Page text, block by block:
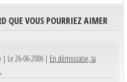
QUE VOUS POURRIEZ AIMER
| Le 26-06-2006 | En démocratie, la